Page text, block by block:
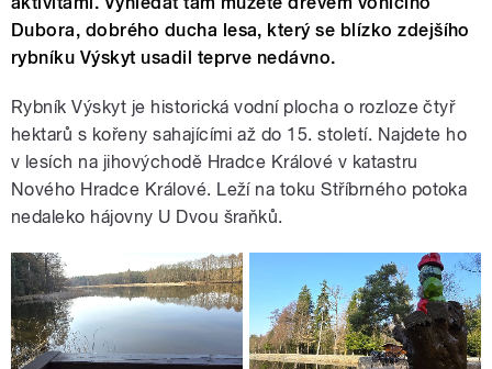
Dubora, dobrého ducha lesa, který se blízko zdejšího
rybníku Výskyt usadil teprve nedávno.
Rybník Výskyt je historická vodní plocha o rozloze čtyř
hektarů s kořeny sahajícími až do 15. století. Najdete ho
v lesích na jihovýchodě Hradce Králové v katastru
Nového Hradce Králové. Leží na toku Stříbrného potoka
nedaleko hájovny U Dvou šraňků.